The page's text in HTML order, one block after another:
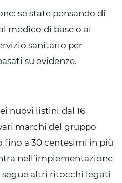
se state pensando di
medico di base o ai
sanitario per
su evidenze.
nuovi listini dal 16
marchi del gruppo
fino a 30 centesimi in più
nell’implementazione
altri ritocchi legati